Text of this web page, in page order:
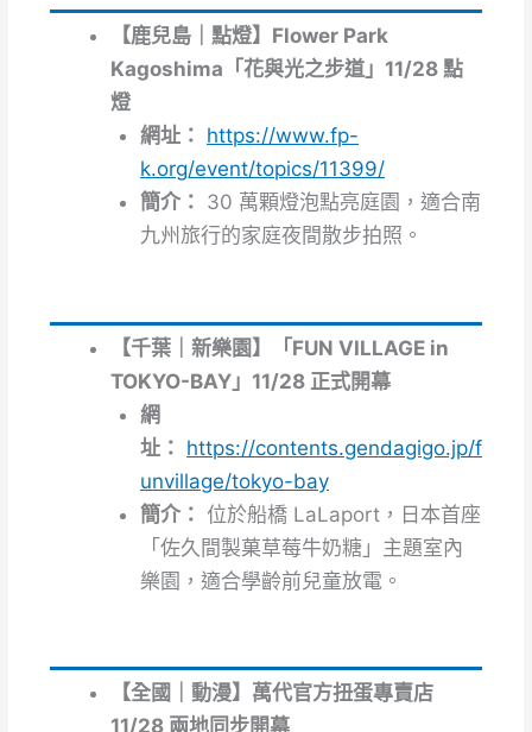
【鹿兒島｜點燈】Flower Park
Kagoshima「花與光之步道」11/28 點
燈
網址： https://www.fp-
k.org/event/topics/11399/
簡介： 30 萬顆燈泡點亮庭園，適合南
九州旅行的家庭夜間散步拍照。
【千葉｜新樂園】「FUN VILLAGE in
TOKYO-BAY」11/28 正式開幕
網
址： https://contents.gendagigo.jp/f
unvillage/tokyo-bay
簡介： 位於船橋 LaLaport，日本首座
「佐久間製菓草莓牛奶糖」主題室內
樂園，適合學齡前兒童放電。
【全國｜動漫】萬代官方扭蛋專賣店
11/28 兩地同步開幕